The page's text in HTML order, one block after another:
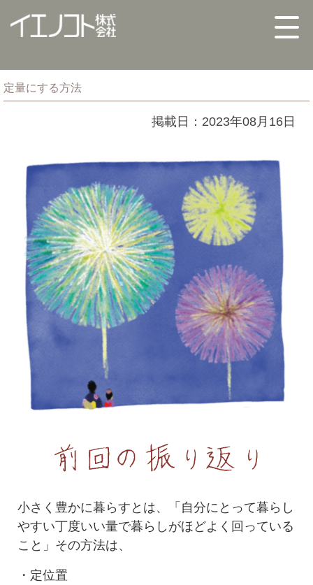
定量にする方法
掲載日：2023年08月16日
小さく豊かに暮らすとは、「自分にとって暮らし
やすい丁度いい量で暮らしがほどよく回っている
こと」その方法は、
・定位置